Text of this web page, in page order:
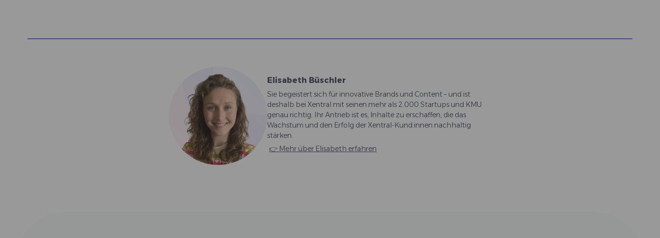
Elisabeth Büschler
Sie begeistert sich für innovative Brands und Content – und ist
deshalb bei Xentral mit seinen mehr als 2.000 Startups und KMU
genau richtig. Ihr Antrieb ist es, Inhalte zu erschaffen, die das
Wachstum und den Erfolg der Xentral-Kund:innen nachhaltig
stärken.
👉 Mehr über Elisabeth erfahren